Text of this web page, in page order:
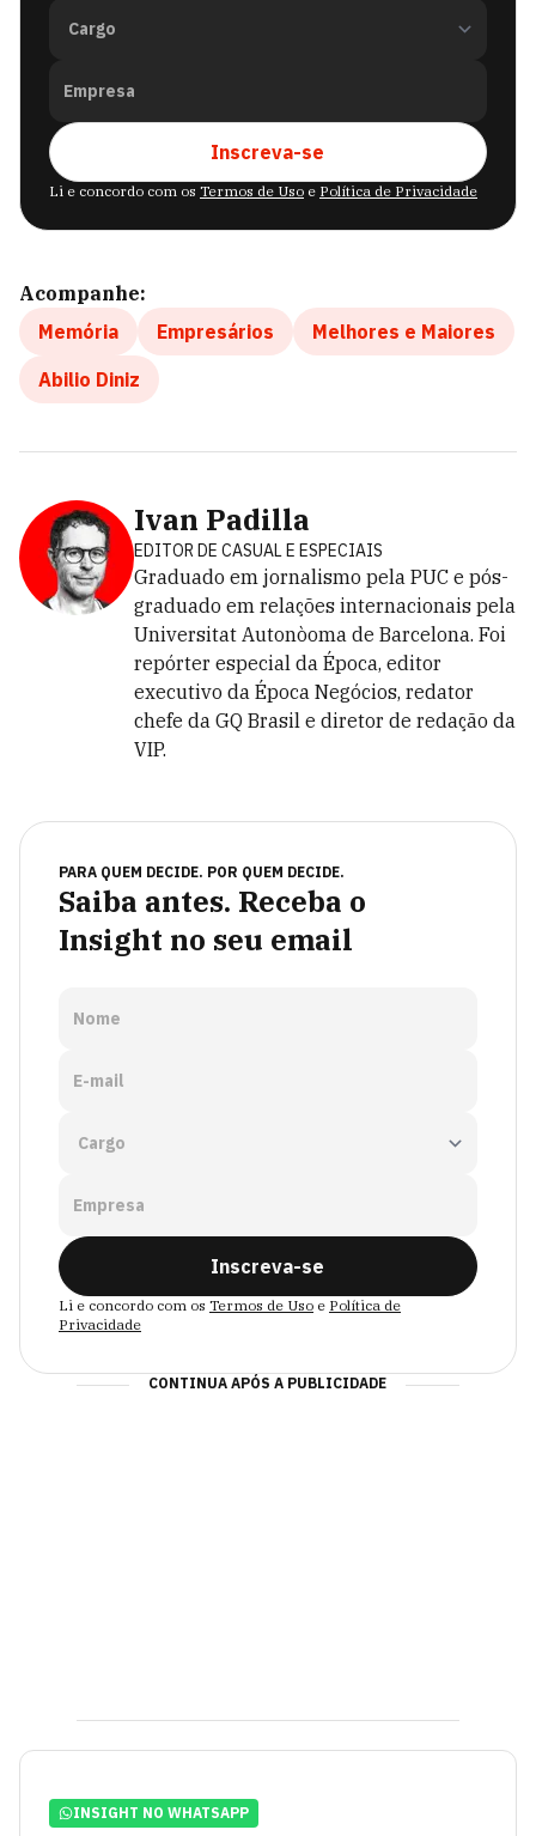
Empresa
Inscreva-se
Li e concordo com os Termos de Uso e Política de Privacidade
Acompanhe:
Memória
Empresários
Melhores e Maiores
Abilio Diniz
Ivan Padilla
EDITOR DE CASUAL E ESPECIAIS
Graduado em jornalismo pela PUC e pós-
graduado em relações internacionais pela
Universitat Autonòoma de Barcelona. Foi
repórter especial da Época, editor
executivo da Época Negócios, redator
chefe da GQ Brasil e diretor de redação da
VIP.
PARA QUEM DECIDE. POR QUEM DECIDE.
Saiba antes. Receba o
Insight no seu email
Nome
E-mail
Empresa
Inscreva-se
Li e concordo com os Termos de Uso e Política de
Privacidade
CONTINUA APÓS A PUBLICIDADE
INSIGHT NO WHATSAPP